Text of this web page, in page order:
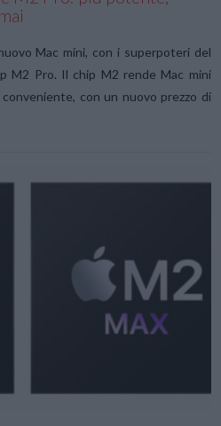
Mac mini, con i superpoteri del
M2 Pro. Il chip M2 rende Mac mini
con un nuovo prezzo di